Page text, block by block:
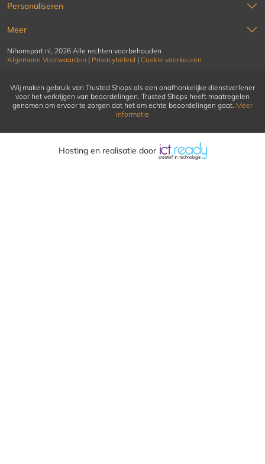
Personaliseren
Meer
Nihonsport.nl, 2026 Alle rechten voorbehouden
Algemene Voorwaarden | Privacybeleid | Cookie voorkeuren
Wij maken gebruik van Trusted Shops als een onafhankelijke dienstverlener
voor het verkrijgen van beoordelingen. Trusted Shops heeft maatregelen
genomen om ervoor te zorgen dat het om echte beoordelingen gaat. Meer
informatie
Hosting en realisatie door